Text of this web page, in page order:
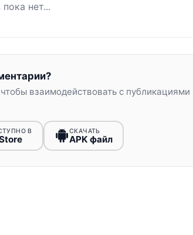
нет...
взаимодействовать с публикациями
В СКАЧАТЬ
APK файл